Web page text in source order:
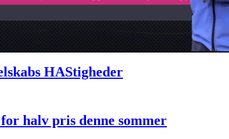
HAStigheder
halv pris denne sommer